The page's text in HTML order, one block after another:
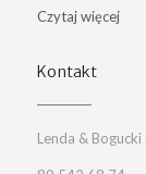
Czytaj więcej
Kontakt
Lenda & Bogucki